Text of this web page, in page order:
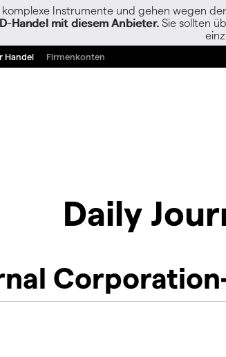
Instrumente und gehen wegen
Handel mit diesem Anbieter. Sie sollten
Handel Firmenkonten
Daily